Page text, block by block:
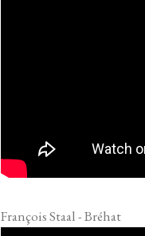
François Staal - Bréhat